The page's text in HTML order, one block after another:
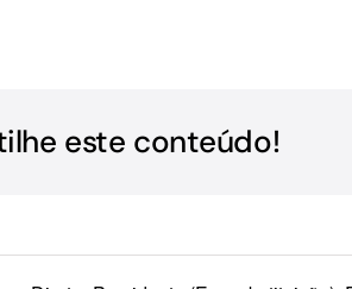
este conteúdo!